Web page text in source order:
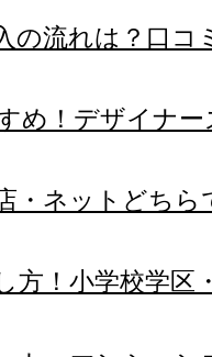
の流れは？口
め！デザイナ
・ネットどち
方！小学校学